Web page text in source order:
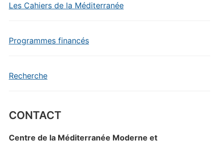
Les Cahiers de la Méditerranée
Programmes financés
Recherche
CONTACT
Centre de la Méditerranée Moderne et